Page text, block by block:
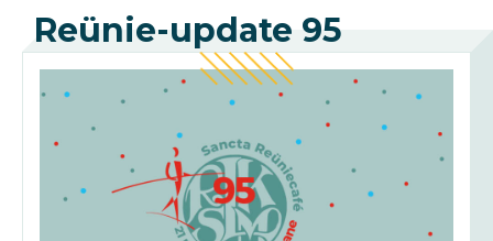
Reünie-update 95